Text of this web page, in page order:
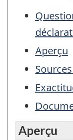
Aperçu
Aperçu